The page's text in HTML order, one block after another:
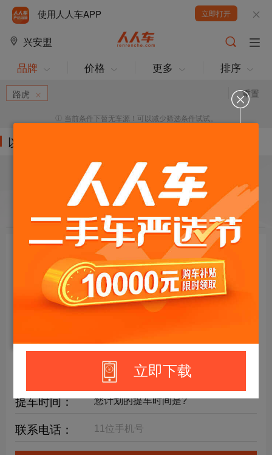
使用人人车APP 立即打开
兴安盟
立即下载
品牌 价格 更多 排序
重置
路虎
当前条件下暂无车源！可以减少筛选条件试试。
以下车源的筛选条件为:
目标车辆： 请选择欲购车辆
年限要求：
购车预算：
详细要求：
提车时间：
联系电话：